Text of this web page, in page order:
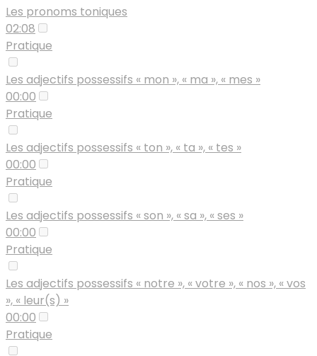
Les pronoms toniques
02:08
Pratique
Les adjectifs possessifs « mon », « ma », « mes »
00:00
Pratique
Les adjectifs possessifs « ton », « ta », « tes »
00:00
Pratique
Les adjectifs possessifs « son », « sa », « ses »
00:00
Pratique
Les adjectifs possessifs « notre », « votre », « nos », « vos
», « leur(s) »
00:00
Pratique